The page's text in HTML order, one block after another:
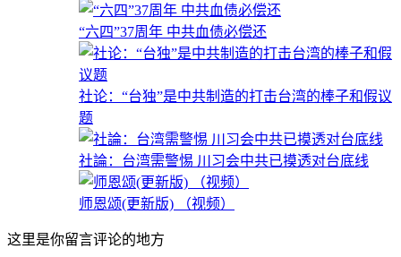
“六四”37周年 中共血债必偿还
社论：“台独”是中共制造的打击台湾的棒子和假议
题
社論：台湾需警惕 川习会中共已摸透对台底线
师恩颂(更新版) （视频）
这里是你留言评论的地方